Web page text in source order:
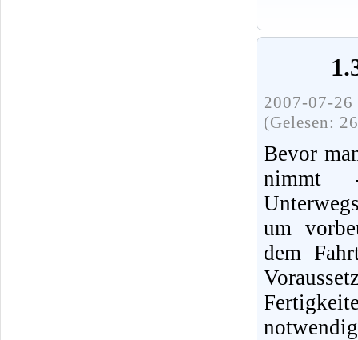
2007-07-
(Gelesen:
Bevor
um
dem